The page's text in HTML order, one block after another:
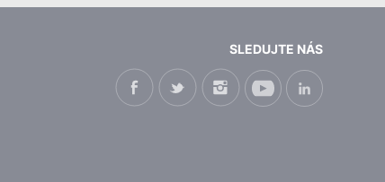
SLEDUJTE NÁS